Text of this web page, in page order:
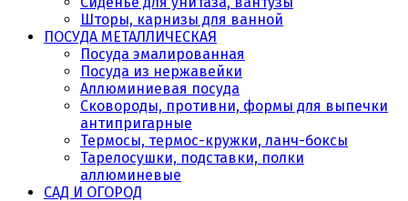
Шторы, карнизы для ванной
ПОСУДА МЕТАЛЛИЧЕСКАЯ
Посуда эмалированная
Посуда из нержавейки
Аллюминиевая посуда
Сковороды, противни, формы для выпечки
антипригарные
Термосы, термос-кружки, ланч-боксы
Тарелосушки, подставки, полки
аллюминевые
САД И ОГОРОД